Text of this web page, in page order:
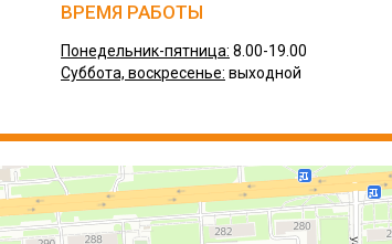
ВРЕМЯ РАБОТЫ
Понедельник-пятница: 8.00-19.00
Суббота, воскресенье: выходной